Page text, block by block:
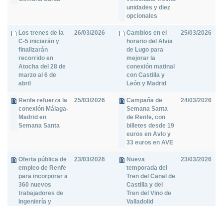
unidades y diez
opcionales
Los trenes de la
C-5 iniciarán y
finalizarán
recorrido en
Atocha del 28 de
marzo al 6 de
abril
26/03/2026
Cambios en el
horario del Alvia
de Lugo para
mejorar la
conexión matinal
con Castilla y
León y Madrid
25/03/2026
Renfe refuerza la
conexión Málaga-
Madrid en
Semana Santa
25/03/2026
Campaña de
Semana Santa
de Renfe, con
billetes desde 19
euros en Avlo y
33 euros en AVE
24/03/2026
Oferta pública de
empleo de Renfe
para incorporar a
360 nuevos
trabajadores de
Ingeniería y
23/03/2026
Nueva
temporada del
Tren del Canal de
Castilla y del
Tren del Vino de
Valladolid
23/03/2026